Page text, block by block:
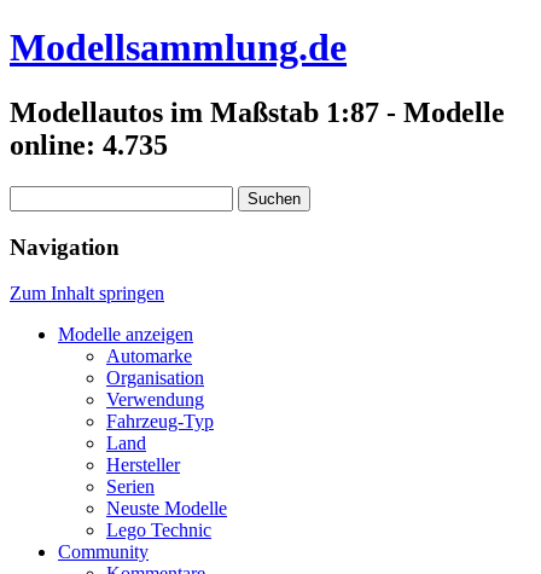
Modellsammlung.de
Modellautos im Maßstab 1:87 - Modelle
online: 4.735
nach:
Navigation
Zum Inhalt springen
Modelle anzeigen
Automarke
Organisation
Verwendung
Fahrzeug-Typ
Land
Hersteller
Serien
Neuste Modelle
Lego Technic
Community